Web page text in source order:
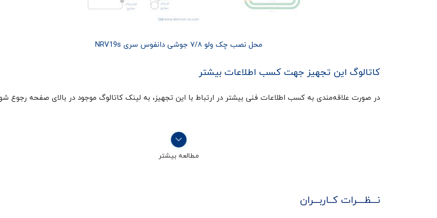
محل نصب چک ولو ۷/۸ جوشی دانفوس سری NRV19s
کاتالوگ این تجهیز جهت کسب اطلاعات بیشتر
در صورت علاقه‌مندی به کسب اطلاعات فنی بیشتر در ارتباط با این تجهیز، به لینک کاتالوگ موجود در بالای صفحه رجوع
مطالعه بیشتر
نـــظــــرات کــاربـــران